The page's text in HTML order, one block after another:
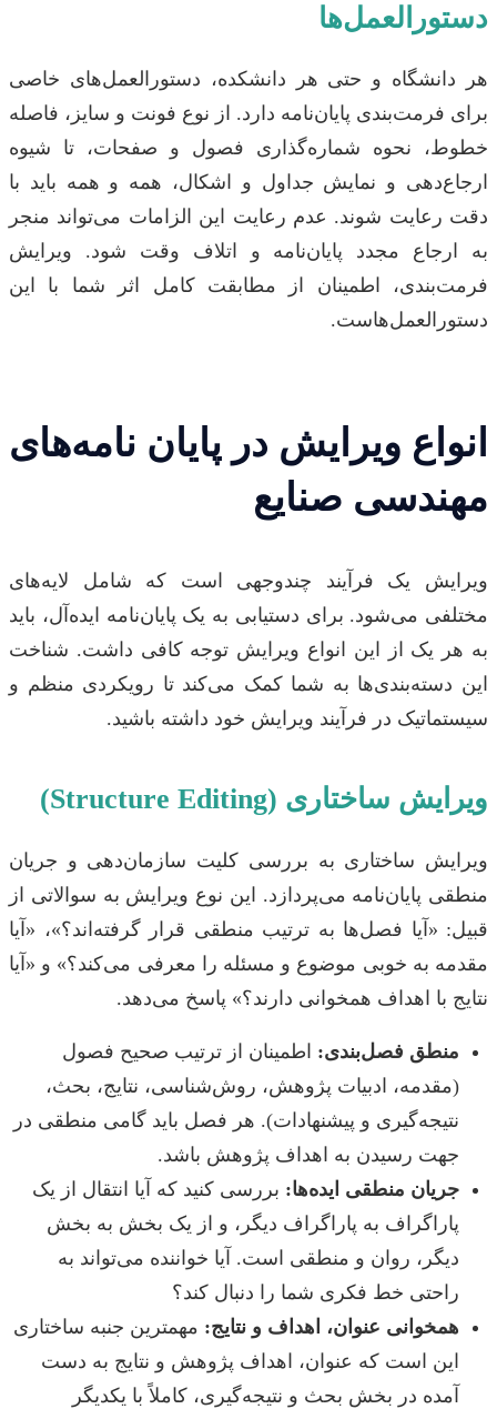
دستورالعمل‌ها
هر دانشگاه و حتی هر دانشکده، دستورالعمل‌های خاصی
برای فرمت‌بندی پایان‌نامه دارد. از نوع فونت و سایز، فاصله
خطوط، نحوه شماره‌گذاری فصول و صفحات، تا شیوه
ارجاع‌دهی و نمایش جداول و اشکال، همه و همه باید با
دقت رعایت شوند. عدم رعایت این الزامات می‌تواند منجر
به ارجاع مجدد پایان‌نامه و اتلاف وقت شود. ویرایش
فرمت‌بندی، اطمینان از مطابقت کامل اثر شما با این
دستورالعمل‌هاست.
انواع ویرایش در پایان نامه‌های
مهندسی صنایع
ویرایش یک فرآیند چندوجهی است که شامل لایه‌های
مختلفی می‌شود. برای دستیابی به یک پایان‌نامه ایده‌آل، باید
به هر یک از این انواع ویرایش توجه کافی داشت. شناخت
این دسته‌بندی‌ها به شما کمک می‌کند تا رویکردی منظم و
سیستماتیک در فرآیند ویرایش خود داشته باشید.
ویرایش ساختاری (Structure Editing)
ویرایش ساختاری به بررسی کلیت سازمان‌دهی و جریان
منطقی پایان‌نامه می‌پردازد. این نوع ویرایش به سوالاتی از
قبیل: «آیا فصل‌ها به ترتیب منطقی قرار گرفته‌اند؟»، «آیا
مقدمه به خوبی موضوع و مسئله را معرفی می‌کند؟» و «آیا
نتایج با اهداف همخوانی دارند؟» پاسخ می‌دهد.
منطق فصل‌بندی: اطمینان از ترتیب صحیح فصول
(مقدمه، ادبیات پژوهش، روش‌شناسی، نتایج، بحث،
نتیجه‌گیری و پیشنهادات). هر فصل باید گامی منطقی در
جهت رسیدن به اهداف پژوهش باشد.
جریان منطقی ایده‌ها: بررسی کنید که آیا انتقال از یک
پاراگراف به پاراگراف دیگر، و از یک بخش به بخش
دیگر، روان و منطقی است. آیا خواننده می‌تواند به
راحتی خط فکری شما را دنبال کند؟
همخوانی عنوان، اهداف و نتایج: مهمترین جنبه ساختاری
این است که عنوان، اهداف پژوهش و نتایج به دست
آمده در بخش بحث و نتیجه‌گیری، کاملاً با یکدیگر